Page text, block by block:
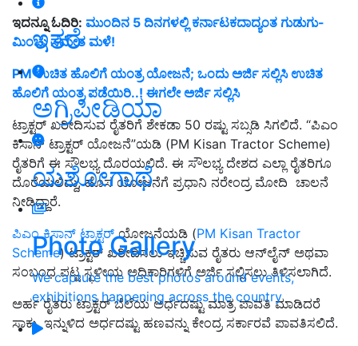
ಇತರೆ
ಅಗ್ರಿಪೀಡಿಯಾ
ಯಶೋಗಾಥೆ
Photo Gallery
We capture the best photos around events,
exhibitions happening across the country
ಇದನ್ನೂ ಓದಿರಿ: ಮುಂದಿನ 5 ದಿನಗಳಲ್ಲಿ ಕರ್ನಾಟಕದಾದ್ಯಂತ ಗುಡುಗು-
ಮಿಂಚು ಸಮೇತ ಮಳೆ!
PM ಉಚಿತ ಹೊಲಿಗೆ ಯಂತ್ರ ಯೋಜನೆ; ಒಂದು ಅರ್ಜಿ ಸಲ್ಲಿಸಿ ಉಚಿತ
ಹೊಲಿಗೆ ಯಂತ್ರ ಪಡೆಯಿರಿ..! ಈಗಲೇ ಅರ್ಜಿ ಸಲ್ಲಿಸಿ
ಟ್ರಾಕ್ಟರ್ ಖರೀದಿಸುವ ರೈತರಿಗೆ ಶೇಕಡಾ 50 ರಷ್ಟು ಸಬ್ಸಡಿ ಸಿಗಲಿದೆ. “ಪಿಎಂ
ಕಿಸಾನ್ ಟ್ರಾಕ್ಟರ್ ಯೋಜನೆ”ಯಡಿ (PM Kisan Tractor Scheme)
ರೈತರಿಗೆ ಈ ಸೌಲಭ್ಯ ದೊರಯಲಿದೆ. ಈ ಸೌಲಭ್ಯ ದೇಶದ ಎಲ್ಲಾ ರೈತರಿಗೂ
ದೊರೆಯಲಿದ್ದು, ಹೊಸ ಯೋಜನೆಗೆ ಪ್ರಧಾನಿ ನರೇಂದ್ರ ಮೋದಿ ಚಾಲನೆ
ನೀಡಿದ್ದಾರೆ.
ಪಿಎಂ ಕಿಸಾನ್ ಟ್ರಾಕ್ಟರ್ಯೋಜನೆಯಡಿ (PM Kisan Tractor
Scheme) ಟ್ರಾಕ್ಟರ್ ಖರೀದಿಸಲು ಇಚ್ಚಿಸುವ ರೈತರು ಆನ್‌ಲೈನ್ ಅಥವಾ
ಸಂಬಂಧ ಪಟ್ಟ ಸ್ಛಳೀಯ ಅಧಿಕಾರಿಗಳಿಗೆ ಅರ್ಜಿ ಸಲ್ಲಿಸಲು ತಿಳಿಸಲಾಗಿದೆ.
ಅರ್ಹ ರೈತರು ಟ್ರಾಕ್ಟರ್ ಬೆಲೆಯ ಅರ್ಧದಷ್ಟು ಮಾತ್ರ ಪಾವತಿ ಮಾಡಿದರೆ
ಸಾಕು. ಇನ್ನುಳಿದ ಅರ್ಧದಷ್ಟು ಹಣವನ್ನು ಕೇಂದ್ರ ಸರ್ಕಾರವೆ ಪಾವತಿಸಲಿದೆ.